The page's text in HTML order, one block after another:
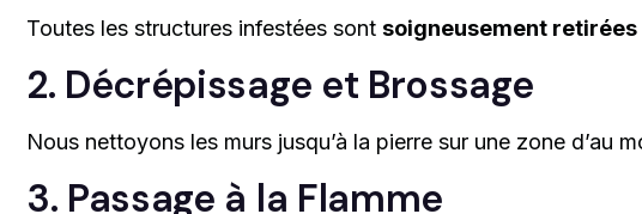
Toutes les structures infestées sont soigneusement retirées
2. Décrépissage et Brossage
Nous nettoyons les murs jusqu’à la pierre sur une zone d’au
3. Passage à la Flamme